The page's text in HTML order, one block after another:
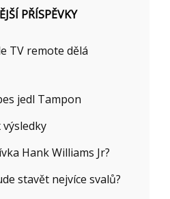
PŘÍSPĚVKY
TV remote dělá
jedl Tampon
výsledky
Hank Williams Jr?
stavět nejvíce svalů?